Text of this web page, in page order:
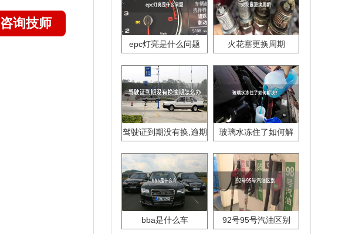
咨询技师
epc灯亮是什么问题 火花塞更换周期
驾驶证到期没有换,逾期
玻璃水冻住了如何解
bba是什么车 92号95号汽油区别